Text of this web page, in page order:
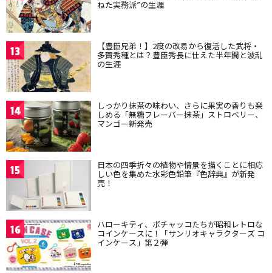
ねた実務派”の生涯
13 【豊臣兄弟！】2度の改易から復活した武将・
多賀秀種とは？豊臣秀長に仕えた半年間と波乱
の生涯
14 しっかり抹茶の味わい、さらに果実の香りも楽
しめる「無糖フレーバー抹茶」ストロベリー、
マンゴー新発売
15 日本の四季折々の植物や情景を描くことに相応
しい色を集めた水彩色鉛筆『色辞典』が新発
売！
16 ハローキティ、ポチャッコたちが昭和レトロな
コインケースに！「サンリオキャラクターズ コ
インケース」第２弾